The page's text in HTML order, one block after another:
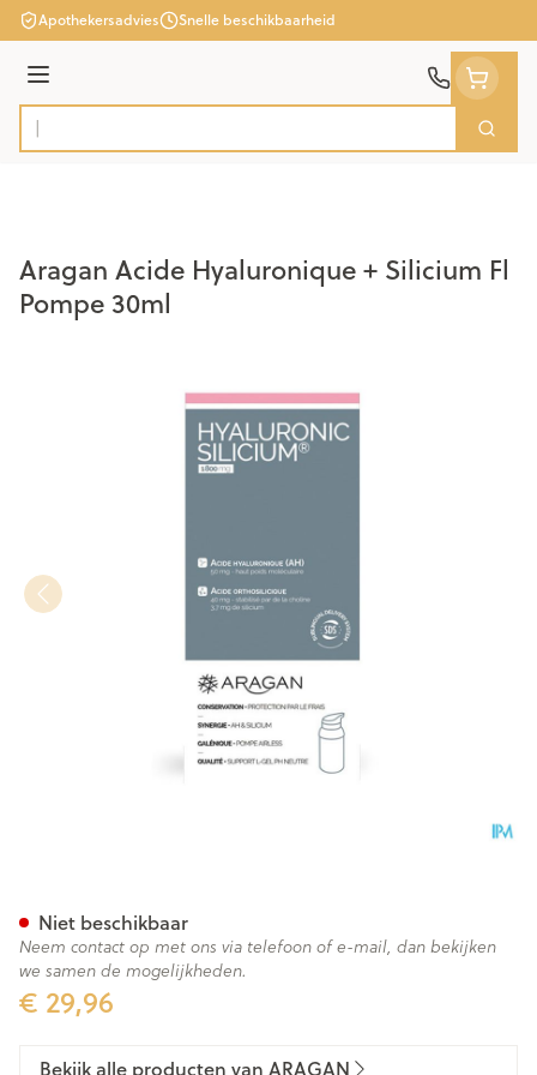
Ga naar de inhoud
Apothekersadvies Snelle beschikbaarheid
Menu
Product, merk, categorie... Zoek
Aragan Acide Hyaluronique + Silicium Fl
Pompe 30ml
€ 29,96
Niet beschikbaar
Neem contact op met ons via telefoon of e-mail, dan bekijken
we samen de mogelijkheden.
Bekijk alle producten van ARAGAN